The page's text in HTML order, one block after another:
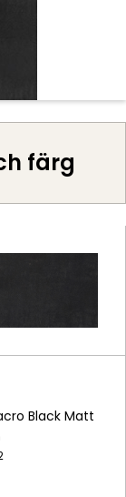
färg
Black Matt